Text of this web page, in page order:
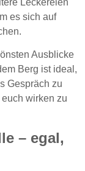
Leckereien
es sich auf
Ausblicke
Berg ist ideal,
Gespräch zu
wirken zu
– egal,